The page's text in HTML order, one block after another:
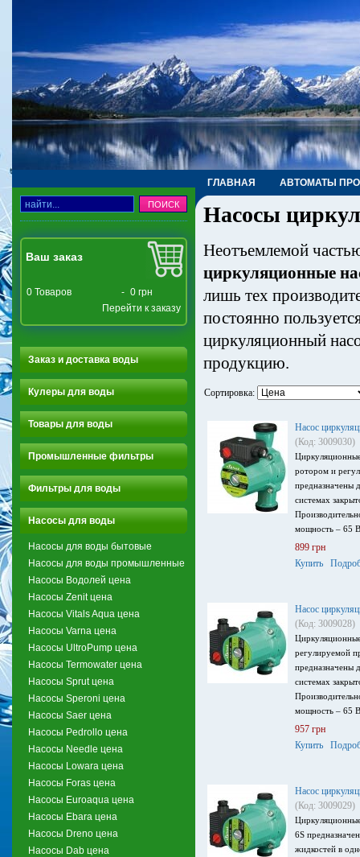
ГЛАВНАЯ АВТОМАТЫ
ТРУБЫ, ФИТИНГИ, КРАНЫ
Ваш заказ
0 Товаров - 0 грн
Перейти к заказу
Заказ и доставка воды
Кулеры для воды
Товары для воды
Промышленные фильтры
Фильтры для воды
Насосы для воды
Насосы для воды бытовые
Насосы для воды промышленные
Насосы Водолей цена
Насосы Zenit цена
Насосы Vitals Aqua цена
Насосы Varna цена
Насосы UltroPump цена
Насосы Termowater цена
Насосы Sprut цена
Насосы Speroni цена
Насосы Saer цена
Насосы Pedrollo цена
Насосы Needle цена
Насосы Lowara цена
Насосы Foras цена
Насосы Euroaqua цена
Насосы Ebara цена
Насосы Dreno цена
Насосы Dab цена
Насосы
Неотъемлемой
циркуляционные
лишь тех
постоянно
циркуляционный
продукцию.
Сортировка:
Насос
(Код: 3009030)
ротором и
предназначены
системах
мощность – 65
899 грн
Купить
Насос
(Код: 3009028)
регулируемой
предназначены
системах
мощность – 65
957 грн
Купить
Насос
(Код: 3009029)
6S
жидкостей в